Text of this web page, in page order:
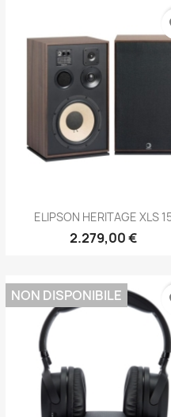
 Anteprima
ELIPSON HERITAGE XLS
2.279,00 €
NON DISPONIBILE